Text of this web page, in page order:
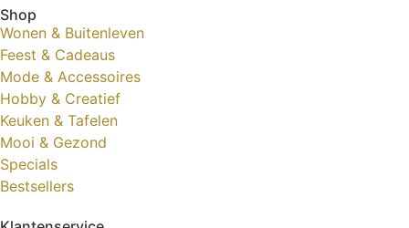
Shop
Wonen & Buitenleven
Feest & Cadeaus
Mode & Accessoires
Hobby & Creatief
Keuken & Tafelen
Mooi & Gezond
Specials
Bestsellers